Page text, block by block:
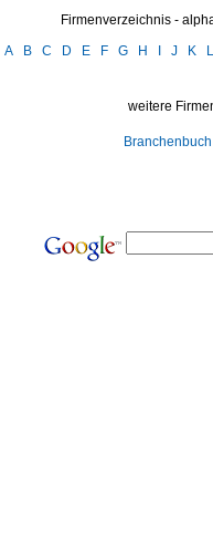
Firmenverzeichnis -
A
B C D E F G H J K L
weitere